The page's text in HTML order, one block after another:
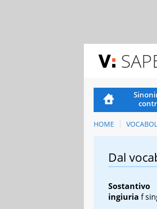
HOME
Dal
Sostantivo
ingiuria f